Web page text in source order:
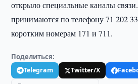
открыло специальные каналы
принимаются по телефону 71 202
коротким номерам 171 и 711.
Поделиться:
Telegram Twitter/X